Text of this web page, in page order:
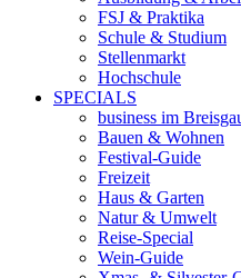
FSJ & Praktika
Schule & Studium
Stellenmarkt
Hochschule
SPECIALS
business im
Bauen & Wohnen
Festival-Guide
Freizeit
Haus & Garten
Natur & Umwelt
Reise-Special
Wein-Guide